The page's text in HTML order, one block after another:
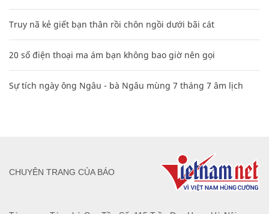
Truy nã kẻ giết bạn thân rồi chôn ngồi dưới bãi cát
20 số điện thoại ma ám bạn không bao giờ nên gọi
Sự tích ngày ông Ngâu - bà Ngâu mùng 7 tháng 7 âm lịch
CHUYÊN TRANG CỦA BÁO